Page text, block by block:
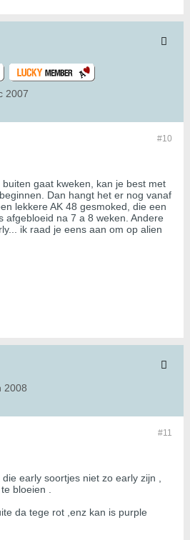
2007
#10
gaat kweken, kan je best met
Dan hangt het er nog vanaf
lekkere AK 48 gesmoked, die een
afgebloeid na 7 a 8 weken. Andere
ik raad je eens aan om op alien
2008
#11
early soortjes niet zo early zijn ,
bloeien .
da tege rot ,enz kan is purple